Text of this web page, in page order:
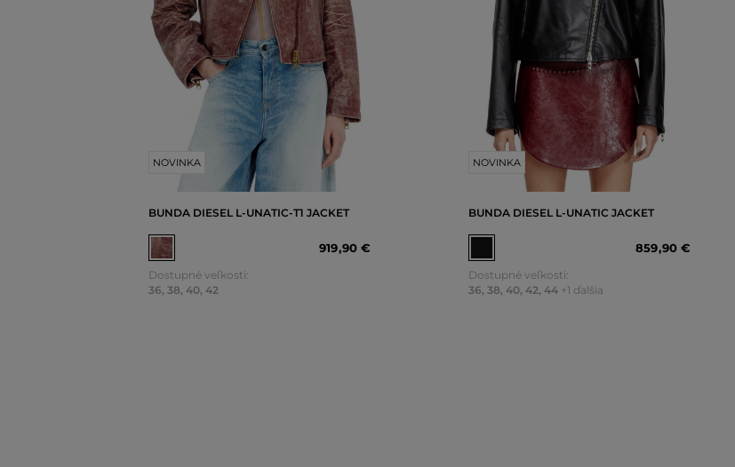
NOVINKA
BUNDA DIESEL L-UNATIC-T1 JACKET
919,90 €
Dostupné veľkosti:
36, 38, 40, 42
NOVINKA
BUNDA DIESEL L-UNATIC JACKET
859,90 €
Dostupné veľkosti:
36, 38, 40, 42, 44 +1 ďalšia